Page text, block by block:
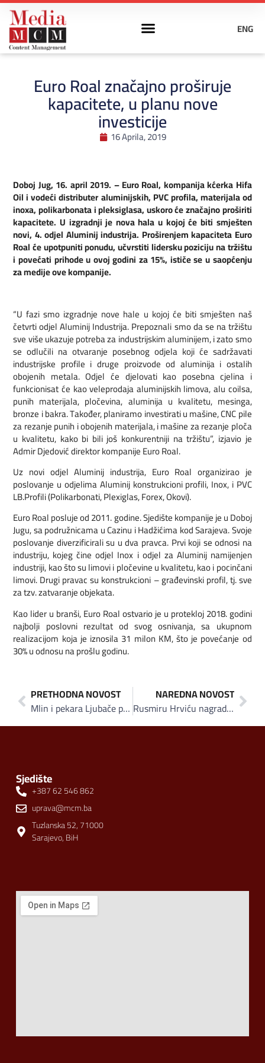
ENG
Euro Roal značajno proširuje
kapacitete, u planu nove
investicije
16 Aprila, 2019
Doboj Jug, 16. april 2019. – Euro Roal, kompanija kćerka Hifa
Oil i vodeći distributer aluminijskih, PVC profila, materijala od
inoxa, polikarbonata i pleksiglasa, uskoro će značajno proširiti
kapacitete. U izgradnji je nova hala u kojoj će biti smješten
novi, 4. odjel Aluminij industrija. Proširenjem kapaciteta Euro
Roal će upotpuniti ponudu, učvrstiti lidersku poziciju na tržištu
i povećati prihode u ovoj godini za 15%, ističe se u saopćenju
za medije ove kompanije.
“U fazi smo izgradnje nove hale u kojoj će biti smješten naš
četvrti odjel Aluminij Industrija. Prepoznali smo da se na tržištu
sve više ukazuje potreba za industrijskim aluminijem, i zato smo
se odlučili na otvaranje posebnog odjela koji će sadržavati
industrijske profile i druge proizvode od aluminija i ostalih
obojenih metala. Odjel će djelovati kao posebna cjelina i
funkcionisat će kao veleprodaja aluminijskih limova, alu coilsa,
punih materijala, pločevina, aluminija u kvalitetu, mesinga,
bronze i bakra. Također, planiramo investirati u mašine, CNC pile
za rezanje punih i obojenih materijala, i mašine za rezanje ploča
u kvalitetu, kako bi bili još konkurentniji na tržištu”, izjavio je
Admir Djedović direktor kompanije Euro Roal.
Uz novi odjel Aluminij industrija, Euro Roal organizirao je
poslovanje u odjelima Aluminij konstrukcioni profili, Inox, i PVC
LB.Profili (Polikarbonati, Plexiglas, Forex, Okovi).
Euro Roal posluje od 2011. godine. Sjedište kompanije je u Doboj
Jugu, sa podružnicama u Cazinu i Hadžićima kod Sarajeva. Svoje
poslovanje diverzificirali su u dva pravca. Prvi koji se odnosi na
industriju, kojeg čine odjel Inox i odjel za Aluminij namijenjen
industriji, kao što su limovi i pločevine u kvalitetu, kao i pocinčani
limovi. Drugi pravac su konstrukcioni – građevinski profil, tj. sve
za tzv. zatvaranje objekata.
Kao lider u branši, Euro Roal ostvario je u protekloj 2018. godini
najbolji poslovni rezultat od svog osnivanja, sa ukupnom
realizacijom koja je iznosila 31 milon KM, što je povećanje od
30% u odnosu na prošlu godinu.
PRETHODNA NOVOST
Mlin i pekara Ljubače prva “NON GMO” tvornica stočne hrane u BiH
NAREDNA NOVOST
Rusmiru Hrviću nagrada „Poduzetnik godine“: Mi privrednici ćemo od Balkana napraviti najbolje mjesto na svijetu
Sjedište
+387 62 546 862
uprava@mcm.ba
Tuzlanska 52, 71000
Sarajevo, BiH